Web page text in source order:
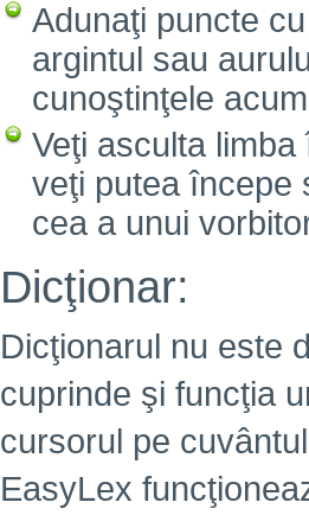
Adunaţi puncte
argintul sau
cunoştinţele
Veţi asculta
veţi putea începe
cea a unui
Dicţionar:
Dicţionarul nu este
cuprinde şi funcţia
cursorul pe
EasyLex